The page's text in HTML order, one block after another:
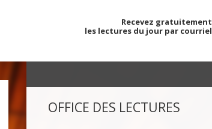
Recevez gratuitement
les lectures du jour par courriel
OFFICE DES LECTURES